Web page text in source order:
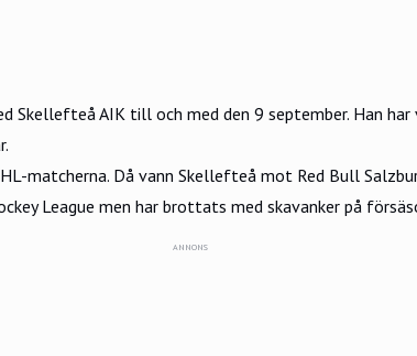
AIK till och med den 9 september. Han
matcherna. Då vann Skellefteå mot Red Bull
League men har brottats med skavanker på
ANNONS